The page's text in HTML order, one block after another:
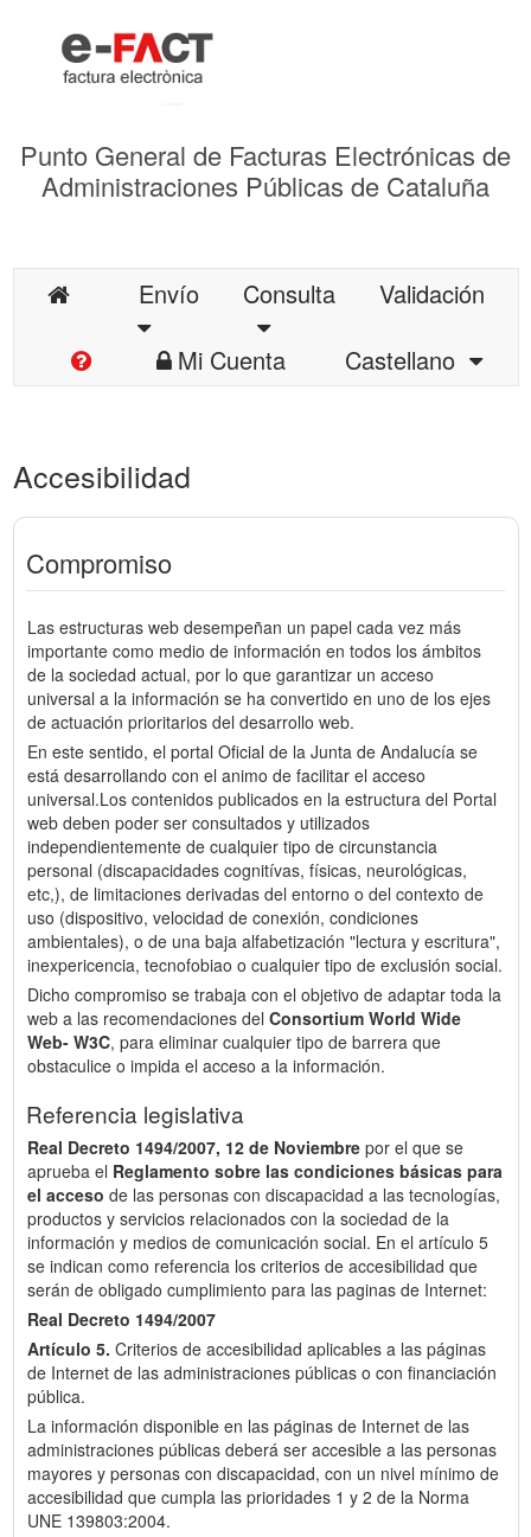
Punto General de Facturas Electrónicas de
Administraciones Públicas de Cataluña
Envío Consulta
Validación
Mi Cuenta
Castellano
Accesibilidad
Compromiso
Las estructuras web desempeñan un papel cada vez más
importante como medio de información en todos los ámbitos
de la sociedad actual, por lo que garantizar un acceso
universal a la información se ha convertido en uno de los ejes
de actuación prioritarios del desarrollo web.
En este sentido, el portal Oficial de la Junta de Andalucía se
está desarrollando con el animo de facilitar el acceso
universal.Los contenidos publicados en la estructura del Portal
web deben poder ser consultados y utilizados
independientemente de cualquier tipo de circunstancia
personal (discapacidades cognitívas, físicas, neurológicas,
etc,), de limitaciones derivadas del entorno o del contexto de
uso (dispositivo, velocidad de conexión, condiciones
ambientales), o de una baja alfabetización "lectura y escritura",
inexpericencia, tecnofobiao o cualquier tipo de exclusión social.
Dicho compromiso se trabaja con el objetivo de adaptar toda la
web a las recomendaciones del Consortium World Wide
Web- W3C, para eliminar cualquier tipo de barrera que
obstaculice o impida el acceso a la información.
Referencia legislativa
Real Decreto 1494/2007, 12 de Noviembre por el que se
aprueba el Reglamento sobre las condiciones básicas para
el acceso de las personas con discapacidad a las tecnologías,
productos y servicios relacionados con la sociedad de la
información y medios de comunicación social. En el artículo 5
se indican como referencia los criterios de accesibilidad que
serán de obligado cumplimiento para las paginas de Internet:
Real Decreto 1494/2007
Artículo 5. Criterios de accesibilidad aplicables a las páginas
de Internet de las administraciones públicas o con financiación
pública.
La información disponible en las páginas de Internet de las
administraciones públicas deberá ser accesible a las personas
mayores y personas con discapacidad, con un nivel mínimo de
accesibilidad que cumpla las prioridades 1 y 2 de la Norma
UNE 139803:2004.